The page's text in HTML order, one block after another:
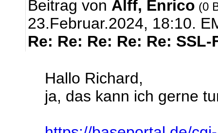
Beitrag von Alff, Enrico (0
23.Februar.2024, 18:10.
Re: Re: Re: Re: Re: SSL-
Hallo Richard,
ja, das kann ich gerne